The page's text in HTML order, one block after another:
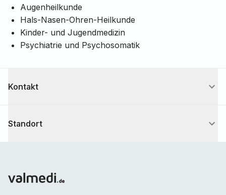
Augenheilkunde
Hals-Nasen-Ohren-Heilkunde
Kinder- und Jugendmedizin
Psychiatrie und Psychosomatik
Kontakt
KS
Standort